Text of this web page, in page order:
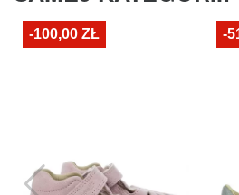
-100,00 ZŁ -